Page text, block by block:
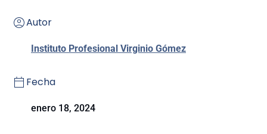
Autor
Instituto Profesional Virginio Gómez
Fecha
enero 18, 2024